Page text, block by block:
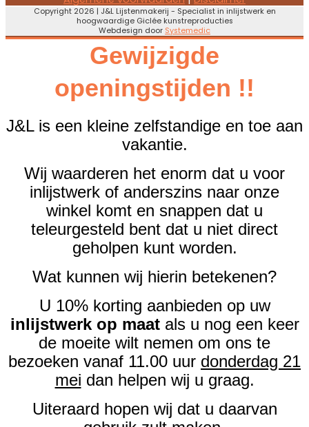
Copyright 2026 | J&L Lijstenmakerij - Specialist in inlijstwerk en
hoogwaardige Giclée kunstreproducties
Webdesign door Systemedic
Gewijzigde
openingstijden !!
J&L is een kleine zelfstandige en toe aan
vakantie.
Wij waarderen het enorm dat u voor
inlijstwerk of anderszins naar onze
winkel komt en snappen dat u
teleurgesteld bent dat u niet direct
geholpen kunt worden.
Wat kunnen wij hierin betekenen?
U 10% korting aanbieden op uw
inlijstwerk op maatals u nog een keer
de moeite wilt nemen om ons te
bezoeken vanaf 11.00 uur donderdag 21
mei dan helpen wij u graag.
Uiteraard hopen wij dat u daarvan